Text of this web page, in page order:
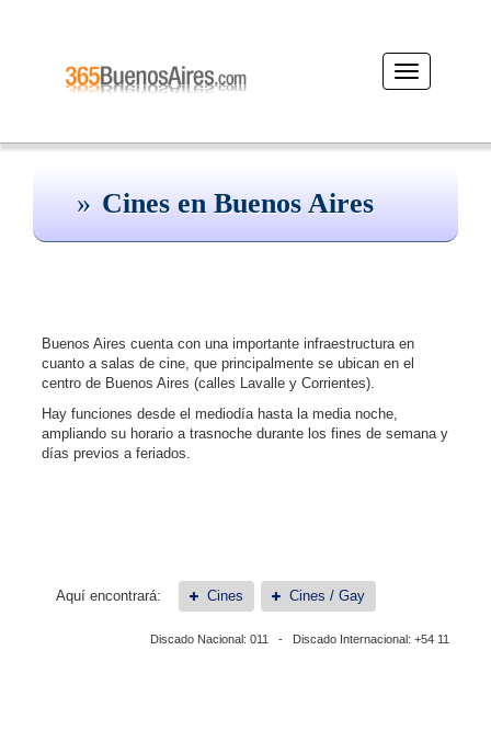
Desplegar
navegación
Cines en Buenos Aires
Buenos Aires cuenta con una importante infraestructura en
cuanto a salas de cine, que principalmente se ubican en el
centro de Buenos Aires (calles Lavalle y Corrientes).
Hay funciones desde el mediodía hasta la media noche,
ampliando su horario a trasnoche durante los fines de semana y
días previos a feriados.
Aquí encontrará: Cines Cines / Gay
Discado Nacional: 011 - Discado Internacional: +54 11